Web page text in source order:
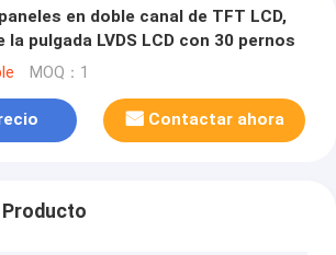
en doble canal de TFT LCD,
la pulgada LVDS LCD con 30 pernos
MOQ：1
Contactar ahora
Producto